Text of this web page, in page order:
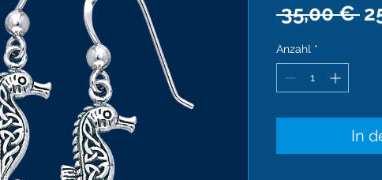
35,00 €
Anzahl *
In